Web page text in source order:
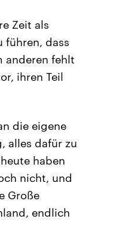
Zeit als
führen, dass
anderen fehlt
ihren Teil
die eigene
alles dafür zu
haben
nicht, und
Große
endlich